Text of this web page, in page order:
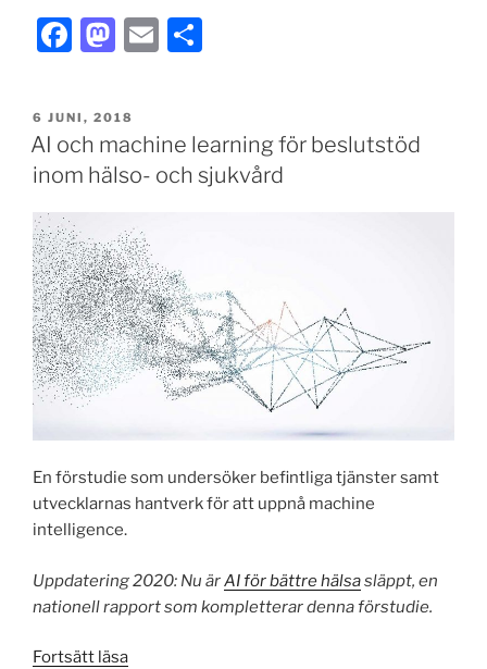
Machine
Learning
Decision
Support
Healthcare”
F
c
e
b
o
k
M
st
o
d
n
E
l
e
PUBLICERAT
6 JUNI, 2018
AI och machine learning för beslutstöd
inom hälso- och sjukvård
En förstudie som undersöker befintliga tjänster samt
utvecklarnas hantverk för att uppnå machine
intelligence.
Uppdatering 2020: Nu ärAI för bättre hälsasläppt, en
nationell rapport som kompletterar denna förstudie.
Fortsätt läsa”AI